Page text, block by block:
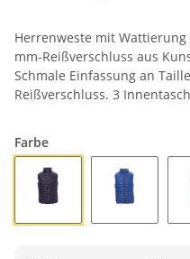
Herrenweste mit Wattierung
mm-Reißverschluss aus
Schmale Einfassung an
Reißverschluss. 3
Farbe